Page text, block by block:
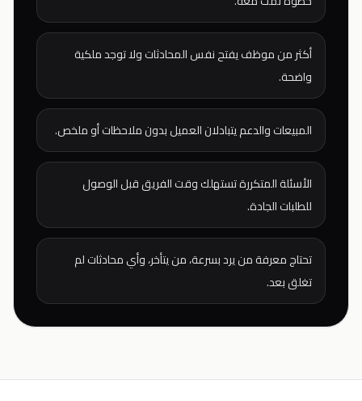
أكثر من موظف يفتح نفس المحادثات ولا توجد ملكية
واضحة.
المبيعات والدعم يتبادلان العميل بدون ملاحظات أو ملخص.
الأسئلة المتكررة تستهلك وقت الفريق قبل الوصول
للطلبات الجادة.
تحتاج معرفة من يرد بسرعة، من يتأخر، وأي محادثات لم
تغلق بعد.